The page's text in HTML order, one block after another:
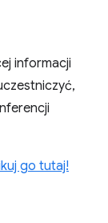
informacji
go tutaj!